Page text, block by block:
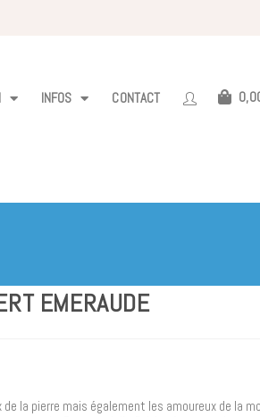
INFOS CONTACT
EMERAUDE
la pierre mais également les amoureux de la